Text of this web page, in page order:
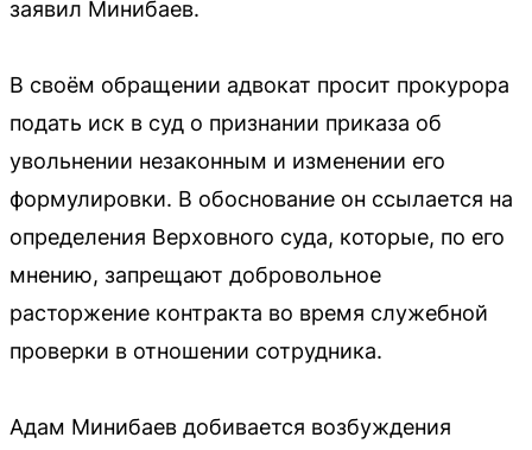
заявил Минибаев.
В своём обращении адвокат просит прокурора
подать иск в суд о признании приказа об
увольнении незаконным и изменении его
формулировки. В обоснование он ссылается на
определения Верховного суда, которые, по его
мнению, запрещают добровольное
расторжение контракта во время служебной
проверки в отношении сотрудника.
Адам Минибаев добивается возбуждения